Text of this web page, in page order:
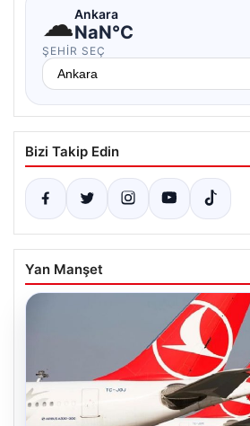
☁Ankara
NaN°C
ŞEHIR SEÇ
Bizi Takip Edin
Yan Manşet